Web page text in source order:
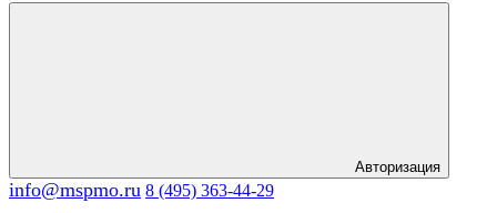
Авторизация
info@mspmo.ru 8 (495) 363-44-29